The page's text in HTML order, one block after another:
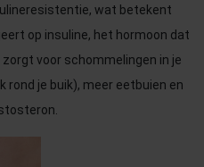
wat betekent
op insuline, het hormoon dat
voor schommelingen in je
je buik), meer eetbuien en